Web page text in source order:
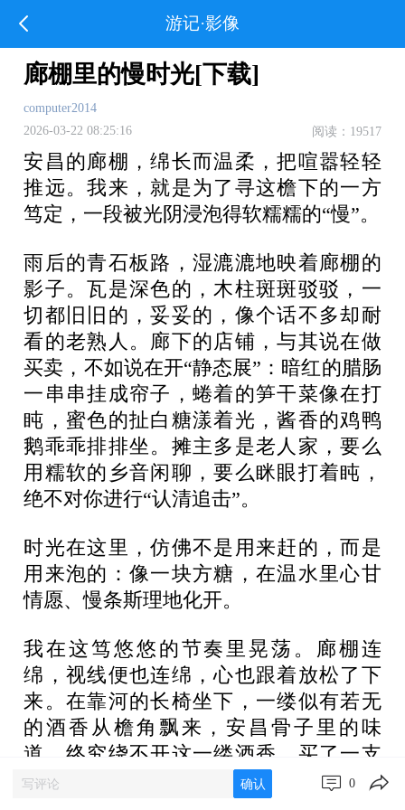
游记·影像
廊棚里的慢时光[下载]
computer2014
2026-03-22 08:25:16
阅读：19517
安昌的廊棚，绵长而温柔，把喧嚣轻轻
推远。我来，就是为了寻这檐下的一方
笃定，一段被光阴浸泡得软糯糯的“慢”。
雨后的青石板路，湿漉漉地映着廊棚的
影子。瓦是深色的，木柱斑斑驳驳，一
切都旧旧的，妥妥的，像个话不多却耐
看的老熟人。廊下的店铺，与其说在做
买卖，不如说在开“静态展”：暗红的腊肠
一串串挂成帘子，蜷着的笋干菜像在打
盹，蜜色的扯白糖漾着光，酱香的鸡鸭
鹅乖乖排排坐。摊主多是老人家，要么
用糯软的乡音闲聊，要么眯眼打着盹，
绝不对你进行“认清追击”。
时光在这里，仿佛不是用来赶的，而是
用来泡的：像一块方糖，在温水里心甘
情愿、慢条斯理地化开。
我在这笃悠悠的节奏里晃荡。廊棚连
绵，视线便也连绵，心也跟着放松了下
来。在靠河的长椅坐下，一缕似有若无
的酒香从檐角飘来，安昌骨子里的味
道，终究绕不开这一缕酒香。买了一支
黄酒棒冰，倚着斑驳的木柱，我慢慢吮
确认 0